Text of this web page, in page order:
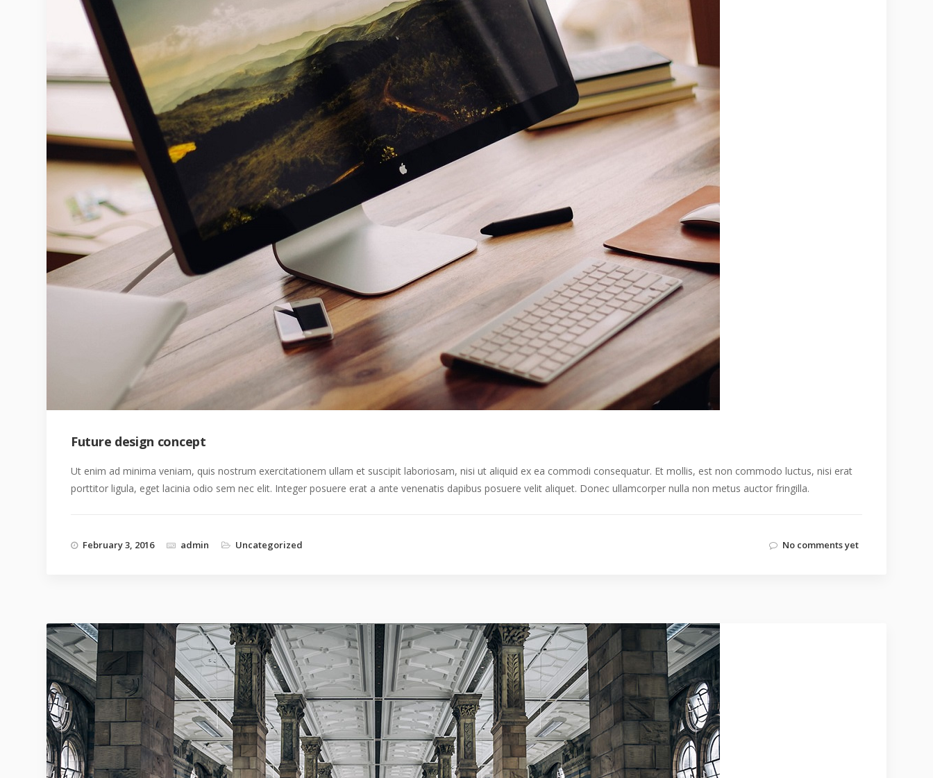
Future design concept
Ut enim ad minima veniam, quis nostrum exercitationem ullam et suscipit laboriosam, nisi ut aliquid ex ea commodi consequatur. Et mollis, est non commodo luctus, nisi erat
porttitor ligula, eget lacinia odio sem nec elit. Integer posuere erat a ante venenatis dapibus posuere velit aliquet. Donec ullamcorper nulla non metus auctor fringilla.
February 3, 2016 admin Uncategorized No comments yet